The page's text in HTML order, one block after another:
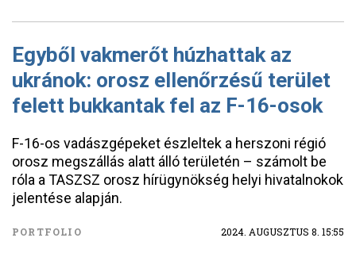
Egyből vakmerőt húzhattak az
ukránok: orosz ellenőrzésű terület
felett bukkantak fel az F-16-osok
F-16-os vadászgépeket észleltek a herszoni régió
orosz megszállás alatt álló területén – számolt be
róla a TASZSZ orosz hírügynökség helyi hivatalnokok
jelentése alapján.
PORTFOLIO 2024. AUGUSZTUS 8. 15:55